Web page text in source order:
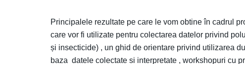
Principalele rezultate pe care le vom obtine în cadrul
care vor fi utilizate pentru colectarea datelor privind
și insecticide) , un ghid de orientare privind utilizarea
baza datele colectate si interpretate , workshopuri cu